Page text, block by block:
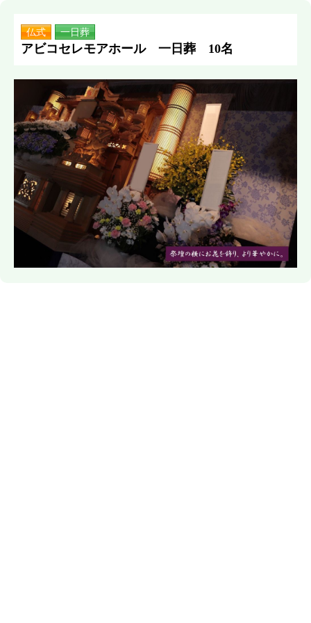
仏式 一日葬
アビコセレモアホール 一日葬 10名